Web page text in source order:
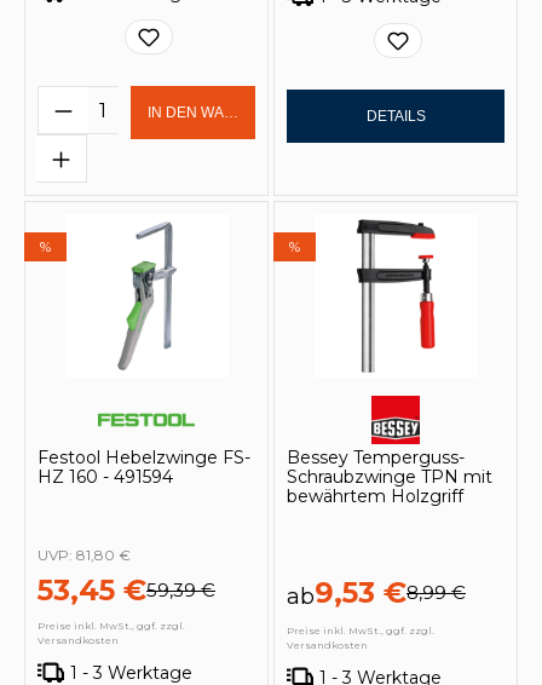
Produkt Anzahl: Gib den
IN DEN WARENKORB DETAILS
%
Festool Hebelzwinge FS-
HZ 160 - 491594
53,45 €59,39 €
UVP: 81,80 €
Preise inkl. MwSt., ggf. zzgl.
Versandkosten
1 - 3 Werktage
%
Bessey Temperguss-
Schraubzwinge TPN mit
bewährtem Holzgriff
ab9,53 €8,99 €
Preise inkl. MwSt., ggf. zzgl.
Versandkosten
1 - 3 Werktage